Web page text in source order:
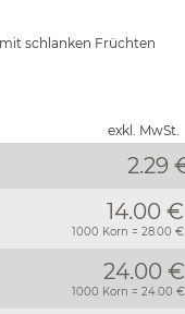
schlanken Früchten
exkl. MwSt.
2.29
14.00 €
1000 Korn = 28.00 €
24.00 €
1000 Korn = 24.00 €